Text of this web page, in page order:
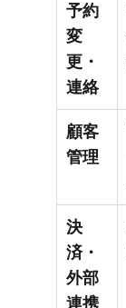
予約
変
更・
連絡
顧客
管理
決
済・
外部
連携